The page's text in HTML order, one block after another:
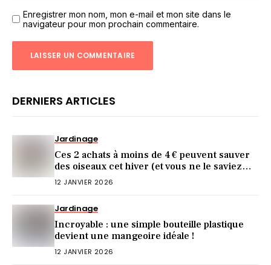
Enregistrer mon nom, mon e-mail et mon site dans le
navigateur pour mon prochain commentaire.
DERNIERS ARTICLES
Jardinage
Ces 2 achats à moins de 4 € peuvent sauver
des oiseaux cet hiver (et vous ne le saviez
pas)
12 JANVIER 2026
Jardinage
Incroyable : une simple bouteille plastique
devient une mangeoire idéale !
12 JANVIER 2026